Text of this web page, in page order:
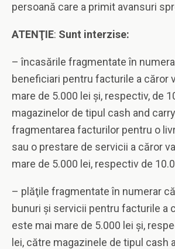
persoană care a primit avansuri
ATENŢIE: Sunt interzise:
– încasările fragmentate în
beneficiari pentru facturile a căror
mare de 5.000 lei şi, respectiv, de
magazinelor de tipul cash and
fragmentarea facturilor pentru o
sau o prestare de servicii a căror
mare de 5.000 lei, respectiv de
– plăţile fragmentate în numerar
bunuri şi servicii pentru facturile a
este mai mare de 5.000 lei şi,
lei, către magazinele de tipul cash